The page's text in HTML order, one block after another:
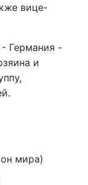
вице-
- Германия -
и
мира)